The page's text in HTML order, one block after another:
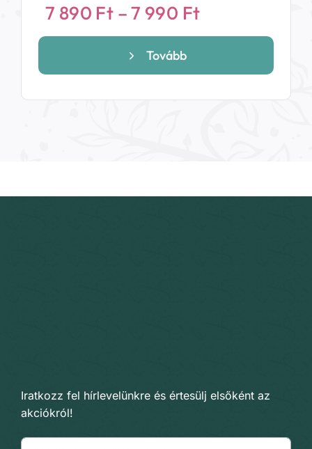
7 890 Ft –7 990 Ft
7
-
7
Tovább
Iratkozz fel hírlevelünkre és értesülj elsőként az
akciókról!